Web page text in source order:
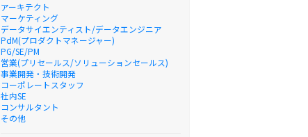
アーキテクト
マーケティング
データサイエンティスト/データエンジニア
PdM(プロダクトマネージャー)
PG/SE/PM
営業(プリセールス/ソリューションセールス)
事業開発・技術開発
コーポレートスタッフ
社内SE
コンサルタント
その他